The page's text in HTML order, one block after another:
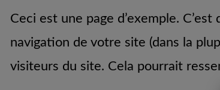
Ceci est une page d’exemple.
navigation de votre site (dans la
visiteurs du site. Cela pourrait